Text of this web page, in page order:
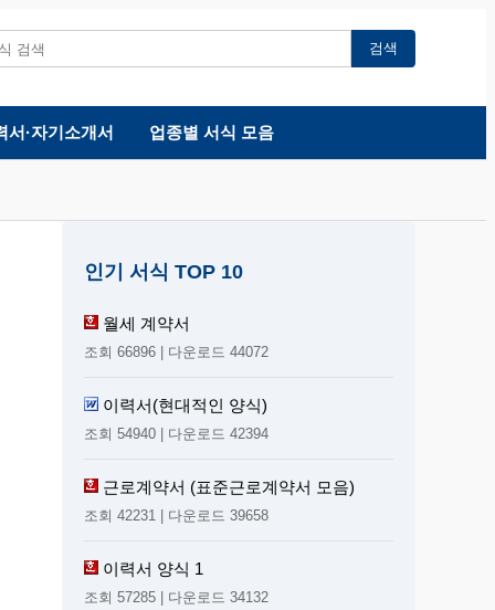
검색
서·자기소개서 업종별 서식 모음
인기 서식 TOP 10
월세 계약서
조회 66896 | 다운로드 44072
이력서(현대적인 양식)
조회 54940 | 다운로드 42394
근로계약서 (표준근로계약서 모음)
조회 42231 | 다운로드 39658
이력서 양식 1
조회 57285 | 다운로드 34132